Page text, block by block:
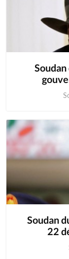
Soudan
22